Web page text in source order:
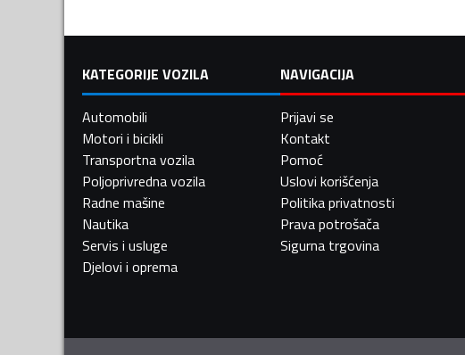
KATEGORIJE VOZILA
Automobili
Motori i bicikli
Transportna vozila
Poljoprivredna vozila
Radne mašine
Nautika
Servis i usluge
Djelovi i oprema
NAVIGACIJA
Prijavi se
Kontakt
Pomoć
Uslovi korišćenja
Politika privatnosti
Prava potrošača
Sigurna trgovina